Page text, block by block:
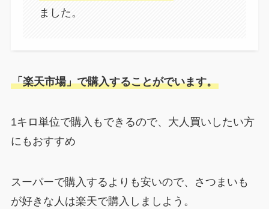
ました。
「楽天市場」で購入することがでいます。
1キロ単位で購入もできるので、大人買いしたい方
にもおすすめ
スーパーで購入するよりも安いので、さつまいも
が好きな人は楽天で購入しましよう。